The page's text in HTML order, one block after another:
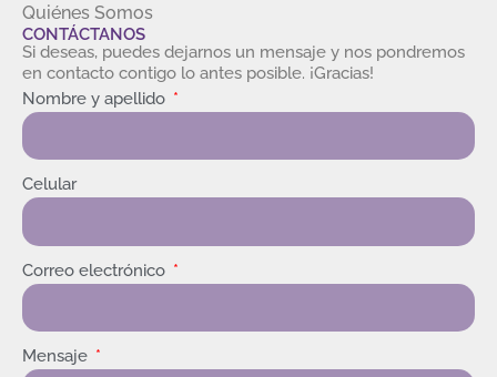
Quiénes Somos
CONTÁCTANOS
Si deseas, puedes dejarnos un mensaje y nos pondremos
en contacto contigo lo antes posible. ¡Gracias!
Nombre y apellido
Celular
Correo electrónico
Mensaje